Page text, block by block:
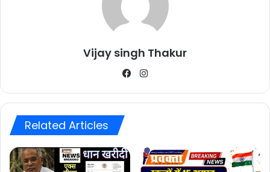
Vijay singh Thakur
Facebook
Related Articles